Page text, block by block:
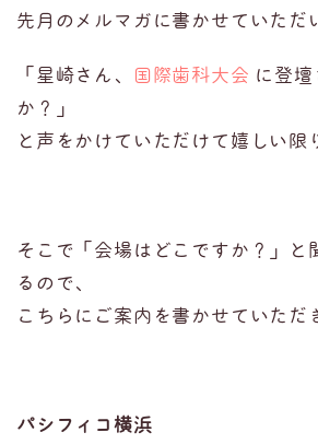
先月のメルマガに書かせていただ
「星崎さん、 国際歯科大会 に登
か？」
と声をかけていただけて嬉しい限
そこで「会場はどこですか？」と
るので、
こちらにご案内を書かせていただ
パシフィコ横浜